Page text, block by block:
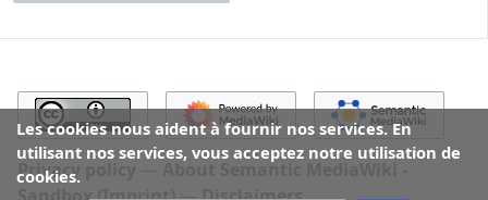
Les cookies nous aident à fournir nos services. En
utilisant nos services, vous acceptez notre utilisation de
cookies.
Privacy policy
About Semantic MediaWiki -